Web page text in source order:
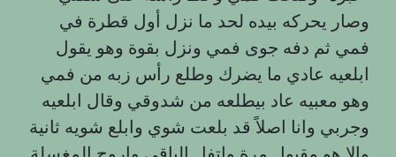
وصار يحركه بيده لحد ما نزل أول قطرة في
فمي ثم دفه جوى فمي ونزل بقوة وهو يقول
ابلعيه عادي ما يضرك وطلع رأس زبه من فمي
وهو معبيه عاد بيطلعه من شدوقي وقال ابلعيه
وجربي وانا اصلاً قد بلعت شوي وابلع شويه ثانية